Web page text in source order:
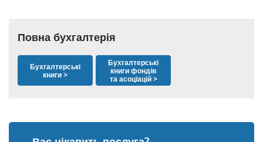
Повна бухгалтерія
Бухгалтерські
книги >
Бухгалтерські
книги фондів
та асоціацій >